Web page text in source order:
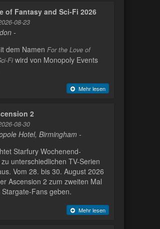
of Fantasy and Sci-Fi 2026
08-23
-
dem Namen For the Love of
Fi wird von Monopoly Events
Mehr lesen
2
08-30
Hotel, Birmingham -
Starfury Wochenend-
unterschiedlichen TV-Serien
Vom 28. bis 30. August 2026
Ascension 2 zum zweiten Mal
Fans geben.
Mehr lesen